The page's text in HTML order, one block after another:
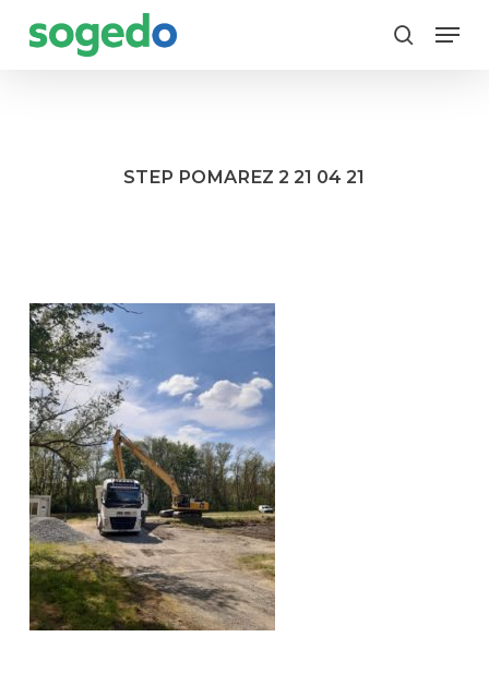
search
Menu
STEP POMAREZ 2 21 04 21